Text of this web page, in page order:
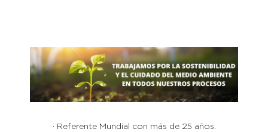
· Referente Mundial con más de 25 años.